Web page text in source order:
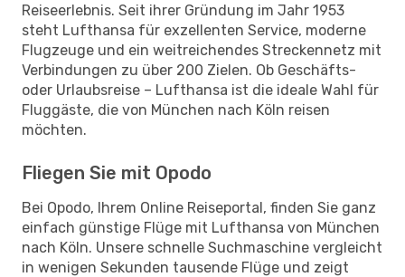
Reiseerlebnis. Seit ihrer Gründung im Jahr 1953
steht Lufthansa für exzellenten Service, moderne
Flugzeuge und ein weitreichendes Streckennetz mit
Verbindungen zu über 200 Zielen. Ob Geschäfts-
oder Urlaubsreise – Lufthansa ist die ideale Wahl für
Fluggäste, die von München nach Köln reisen
möchten.
Fliegen Sie mit Opodo
Bei Opodo, Ihrem Online Reiseportal, finden Sie ganz
einfach günstige Flüge mit Lufthansa von München
nach Köln. Unsere schnelle Suchmaschine vergleicht
in wenigen Sekunden tausende Flüge und zeigt